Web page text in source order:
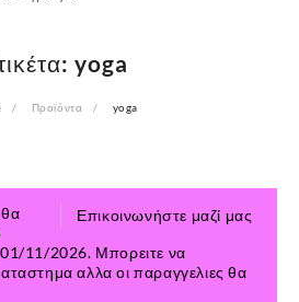
yoga
Προϊόντα yoga
Επικοινωνήστε μαζί μας
01/11/2026. Μπορειτε να
αλλα οι παραγγελιες θα